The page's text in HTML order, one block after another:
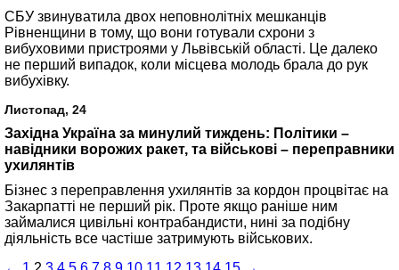
СБУ звинуватила двох неповнолітніх мешканців
Рівненщини в тому, що вони готували схрони з
вибуховими пристроями у Львівській області. Це далеко
не перший випадок, коли місцева молодь брала до рук
вибухівку.
Листопад, 24
Західна Україна за минулий тиждень: Політики –
навідники ворожих ракет, та військові – переправники
ухилянтів
Бізнес з переправлення ухилянтів за кордон процвітає на
Закарпатті не перший рік. Проте якщо раніше ним
займалися цивільні контрабандисти, нині за подібну
діяльність все частіше затримують військових.